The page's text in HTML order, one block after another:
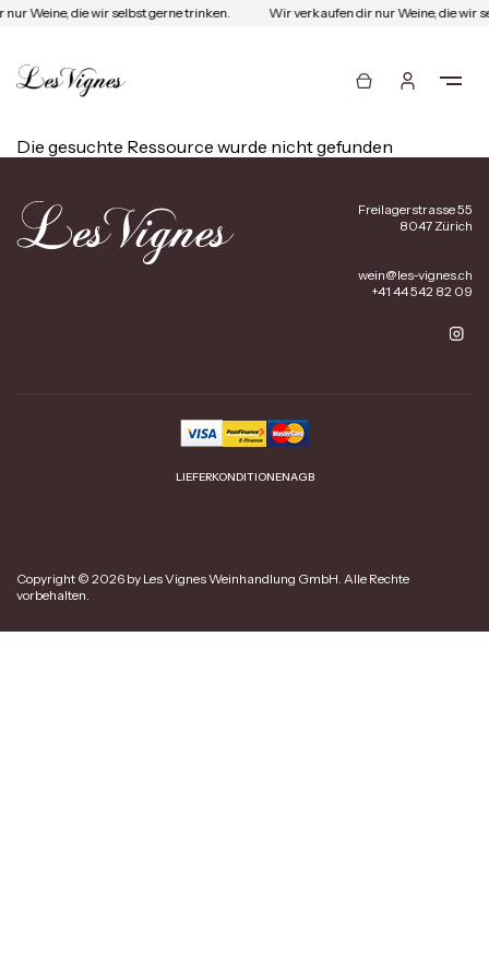
Weine, die wir selbst gerne trinken. Wir verkaufen dir nur Weine, die wir
Die gesuchte Ressource wurde nicht gefunden
Freilagerstrasse 55
8047 Zürich
wein@les-vignes.ch
+41 44 542 82 09
LIEFERKONDITIONENAGB
Copyright © 2026 by Les Vignes Weinhandlung GmbH. Alle Rechte
vorbehalten.